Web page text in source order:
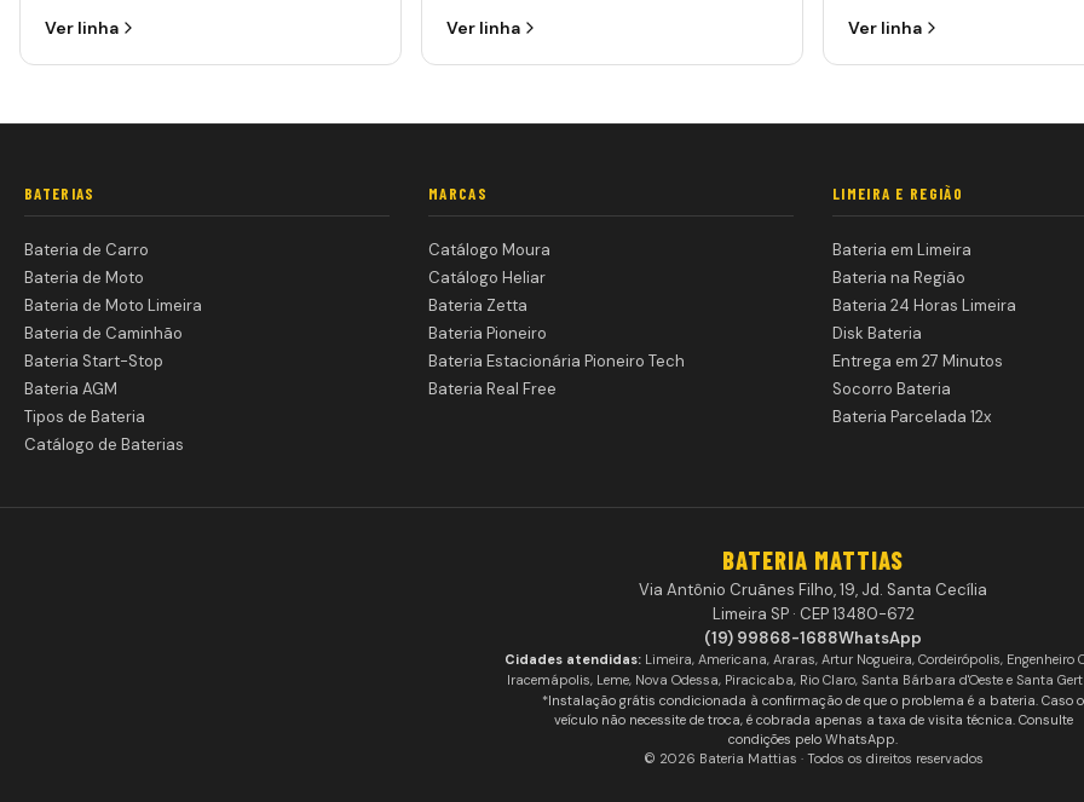
Ver linha
Ver linha
Ver linha
BATERIAS
Bateria de Carro
Bateria de Moto
Bateria de Moto Limeira
Bateria de Caminhão
Bateria Start-Stop
Bateria AGM
Tipos de Bateria
Catálogo de Baterias
MARCAS
Catálogo Moura
Catálogo Heliar
Bateria Zetta
Bateria Pioneiro
Bateria Estacionária Pioneiro Tech
Bateria Real Free
LIMEIRA E REGIÃO
Bateria em Limeira
Bateria na Região
Bateria 24 Horas Limeira
Disk Bateria
Entrega em 27 Minutos
Socorro Bateria
Bateria Parcelada 12x
BATERIA MATTIAS
Via Antônio Cruãnes Filho, 19, Jd. Santa Cecília
Limeira SP · CEP 13480-672
(19) 99868-1688WhatsApp
Cidades atendidas: Limeira, Americana, Araras, Artur Nogueira, Cordeirópolis, Engenheiro
Iracemápolis, Leme, Nova Odessa, Piracicaba, Rio Claro, Santa Bárbara d'Oeste e Santa
*Instalação grátis condicionada à confirmação de que o problema é a bateria. Caso o
veículo não necessite de troca, é cobrada apenas a taxa de visita técnica. Consulte
condições pelo WhatsApp.
© 2026 Bateria Mattias · Todos os direitos reservados